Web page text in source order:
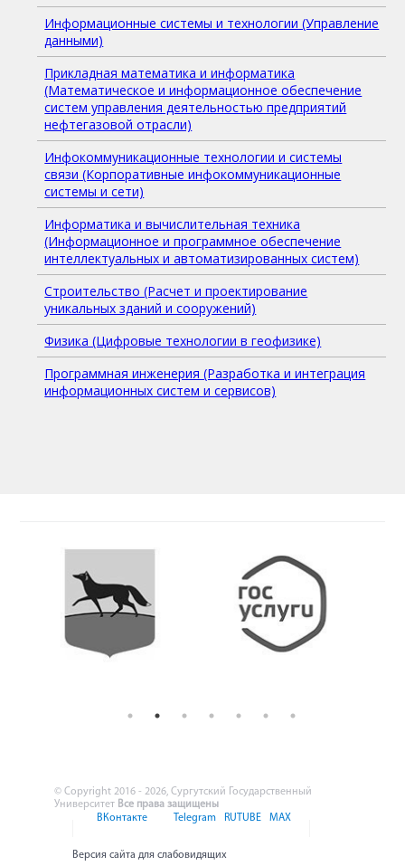
Информационные системы и технологии (Управление
данными)
Прикладная математика и информатика
(Математическое и информационное обеспечение
систем управления деятельностью предприятий
нефтегазовой отрасли)
Инфокоммуникационные технологии и системы
связи (Корпоративные инфокоммуникационные
системы и сети)
Информатика и вычислительная техника
(Информационное и программное обеспечение
интеллектуальных и автоматизированных систем)
Строительство (Расчет и проектирование
уникальных зданий и сооружений)
Физика (Цифровые технологии в геофизике)
Программная инженерия (Разработка и интеграция
информационных систем и сервисов)
© Copyright 2016 - 2026, Сургутский Государственный
Университет Все права защищены
ВКонтакте
Telegram RUTUBE MAX
Версия сайта для слабовидящих